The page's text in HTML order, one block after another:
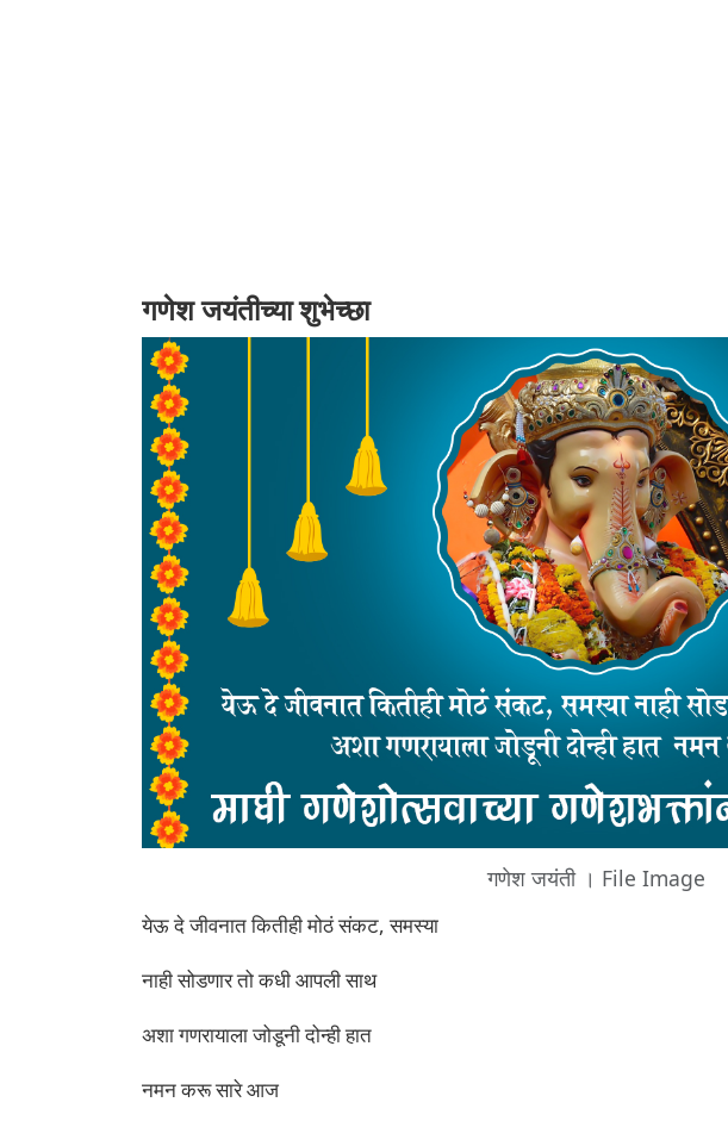
गणेश जयंतीच्या शुभेच्छा
गणेश जयंती । File Image
येऊ दे जीवनात कितीही मोठं संकट, समस्या
नाही सोडणार तो कधी आपली साथ
अशा गणरायाला जोडूनी दोन्ही हात
नमन करू सारे आज